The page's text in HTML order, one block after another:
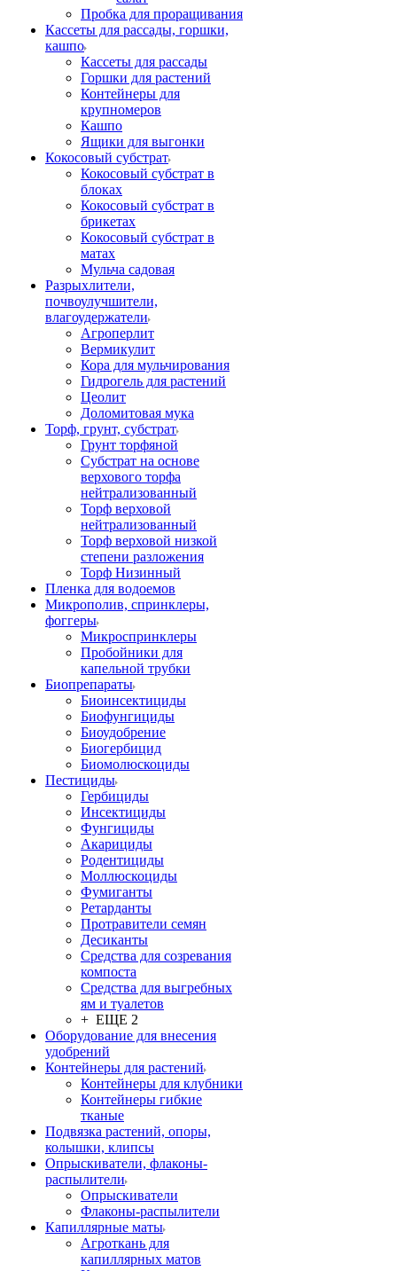
Пробка для проращивания
Кассеты для рассады, горшки,
кашпо
Кассеты для рассады
Горшки для растений
Контейнеры для
крупномеров
Кашпо
Ящики для выгонки
Кокосовый субстрат
Кокосовый субстрат в
блоках
Кокосовый субстрат в
брикетах
Кокосовый субстрат в
матах
Мульча садовая
Разрыхлители,
почвоулучшители,
влагоудержатели
Агроперлит
Вермикулит
Кора для мульчирования
Гидрогель для растений
Цеолит
Доломитовая мука
Торф, грунт, субстрат
Грунт торфяной
Субстрат на основе
верхового торфа
нейтрализованный
Торф верховой
нейтрализованный
Торф верховой низкой
степени разложения
Торф Низинный
Пленка для водоемов
Микрополив, спринклеры,
фоггеры
Микроспринклеры
Пробойники для
капельной трубки
Биопрепараты
Биоинсектициды
Биофунгициды
Биоудобрение
Биогербицид
Биомолюскоциды
Пестициды
Гербициды
Инсектициды
Фунгициды
Акарициды
Родентициды
Моллюскоциды
Фумиганты
Ретарданты
Протравители семян
Десиканты
Средства для созревания
компоста
Средства для выгребных
ям и туалетов
+ ЕЩЕ 2
Оборудование для внесения
удобрений
Контейнеры для растений
Контейнеры для клубники
Контейнеры гибкие
тканые
Подвязка растений, опоры,
колышки, клипсы
Опрыскиватели, флаконы-
распылители
Опрыскиватели
Флаконы-распылители
Капиллярные маты
Агроткань для
капиллярных матов